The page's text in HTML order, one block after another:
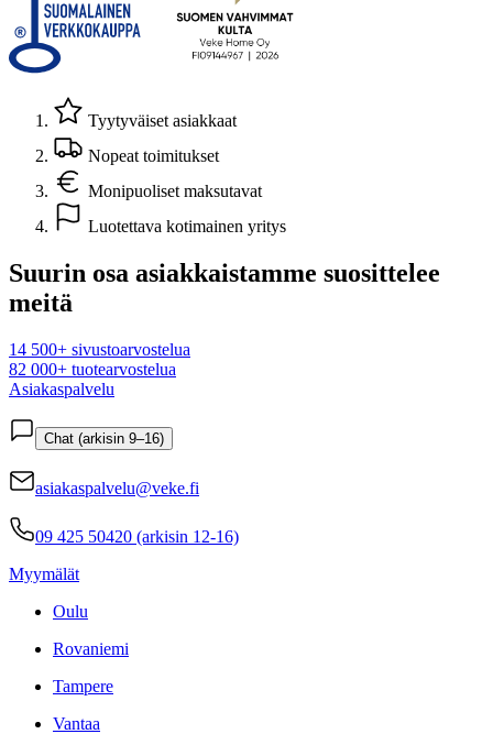
Tyytyväiset asiakkaat
Nopeat toimitukset
Monipuoliset maksutavat
Luotettava kotimainen yritys
Suurin osa asiakkaistamme suosittelee
meitä
14 500+ sivustoarvostelua
82 000+ tuotearvostelua
Asiakaspalvelu
Chat (arkisin 9–16)
asiakaspalvelu@veke.fi
09 425 50420 (arkisin 12-16)
Myymälät
Oulu
Rovaniemi
Tampere
Vantaa